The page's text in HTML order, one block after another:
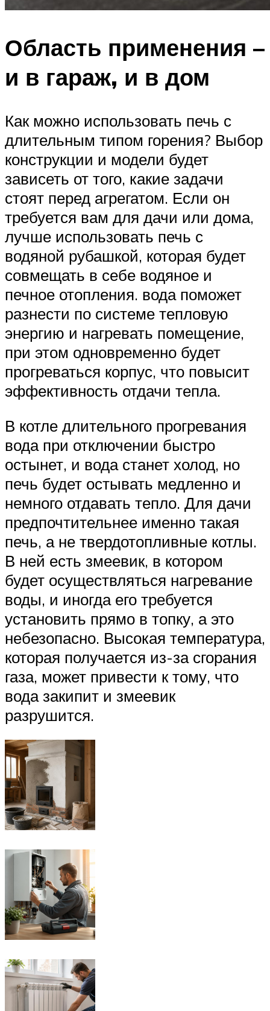
Область применения –
и в гараж, и в дом
Как можно использовать печь с
длительным типом горения? Выбор
конструкции и модели будет
зависеть от того, какие задачи
стоят перед агрегатом. Если он
требуется вам для дачи или дома,
лучше использовать печь с
водяной рубашкой, которая будет
совмещать в себе водяное и
печное отопления. вода поможет
разнести по системе тепловую
энергию и нагревать помещение,
при этом одновременно будет
прогреваться корпус, что повысит
эффективность отдачи тепла.
В котле длительного прогревания
вода при отключении быстро
остынет, и вода станет холод, но
печь будет остывать медленно и
немного отдавать тепло. Для дачи
предпочтительнее именно такая
печь, а не твердотопливные котлы.
В ней есть змеевик, в котором
будет осуществляться нагревание
воды, и иногда его требуется
установить прямо в топку, а это
небезопасно. Высокая температура,
которая получается из-за сгорания
газа, может привести к тому, что
вода закипит и змеевик
разрушится.